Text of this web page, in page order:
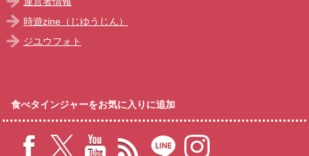
時遊zine（じゆうじん）
ジユウフォト
食べタインジャーをお気に入りに追加